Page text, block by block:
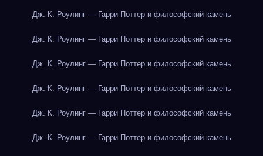
Дж. К. Роулинг — Гарри Поттер и философский камень
Дж. К. Роулинг — Гарри Поттер и философский камень
Дж. К. Роулинг — Гарри Поттер и философский камень
Дж. К. Роулинг — Гарри Поттер и философский камень
Дж. К. Роулинг — Гарри Поттер и философский камень
Дж. К. Роулинг — Гарри Поттер и философский камень